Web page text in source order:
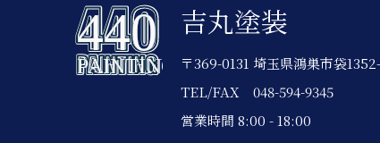
吉丸塗装
〒369-0131 埼玉県鴻巣市袋
TEL/FAX 048-594-9345
営業時間 8:00 - 18:00